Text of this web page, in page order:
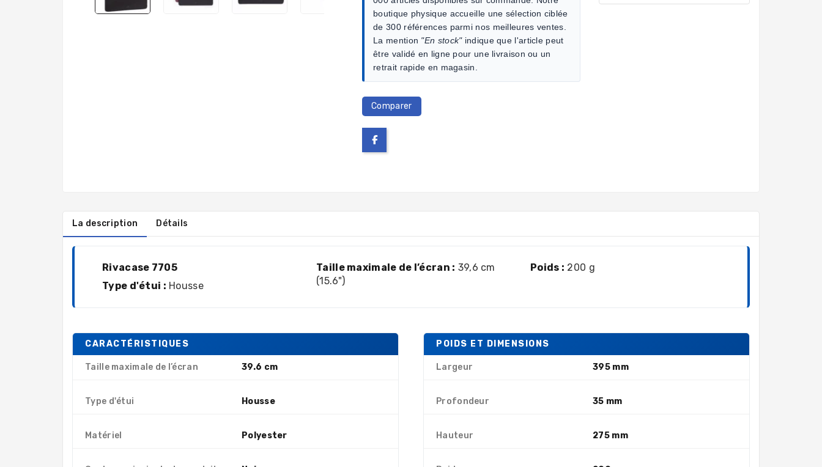
boutique physique accueille une sélection ciblée
de 300 références parmi nos meilleures ventes.
La mention "En stock"indique que l'article peut
être validé en ligne pour une livraison ou un
retrait rapide en magasin.
Comparer
La description Détails
Rivacase 7705
Type d'étui : Housse
Taille maximale de l’écran : 39,6 cm
(15.6")
Poids : 200 g
CARACTÉRISTIQUES
Taille maximale de l’écran 39.6 cm
Type d'étui Housse
Matériel Polyester
POIDS ET DIMENSIONS
Largeur 395 mm
Profondeur 35 mm
Hauteur 275 mm